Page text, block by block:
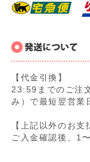
【代金引換】
23:59までのご注
み）で最短翌営業
【上記以外のお支
ご入金確認後、1